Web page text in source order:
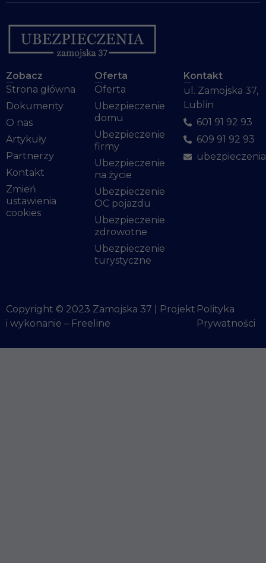
Zobacz
Strona główna
Dokumenty
O nas
Artykuły
Partnerzy
Kontakt
Zmień
ustawienia
cookies
Oferta
Oferta
Ubezpieczenie
domu
Ubezpieczenie
firmy
Ubezpieczenie
na życie
Ubezpieczenie
OC pojazdu
Ubezpieczenie
zdrowotne
Ubezpieczenie
turystyczne
Kontakt
ul. Zamojska 37,
Lublin
601 91 92 93
609 91 92 93
Copyright © 2023 Zamojska 37 | Projekt
i wykonanie – Freeline
Polityka
Prywatności
treści i ofert.